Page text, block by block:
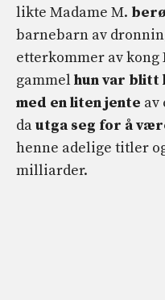
likte Madame M.
barnebarn av
etterkommer av kong
gammel hun var
med en liten jente av
dautga seg for å
henne adelige titler
milliarder.